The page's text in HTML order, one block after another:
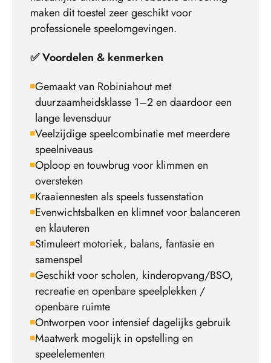
maken dit toestel zeer geschikt voor
professionele speelomgevingen.
✅ Voordelen & kenmerken
Gemaakt van Robiniahout met
duurzaamheidsklasse 1–2 en daardoor een
lange levensduur
Veelzijdige speelcombinatie met meerdere
speelniveaus
Oploop en touwbrug voor klimmen en
oversteken
Kraaiennesten als speels tussenstation
Evenwichtsbalken en klimnet voor balanceren
en klauteren
Stimuleert motoriek, balans, fantasie en
samenspel
Geschikt voor scholen, kinderopvang/BSO,
recreatie en openbare speelplekken /
openbare ruimte
Ontworpen voor intensief dagelijks gebruik
Maatwerk mogelijk in opstelling en
speelelementen